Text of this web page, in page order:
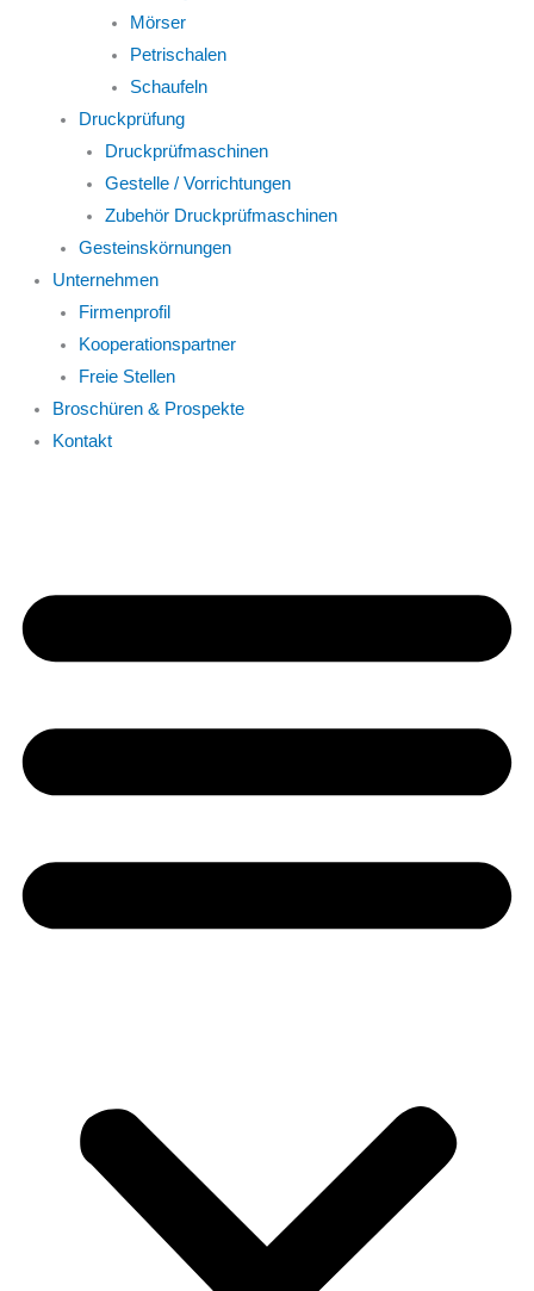
Mörser
Petrischalen
Schaufeln
Druckprüfung
Druckprüfmaschinen
Gestelle / Vorrichtungen
Zubehör Druckprüfmaschinen
Gesteinskörnungen
Unternehmen
Firmenprofil
Kooperationspartner
Freie Stellen
Broschüren & Prospekte
Kontakt